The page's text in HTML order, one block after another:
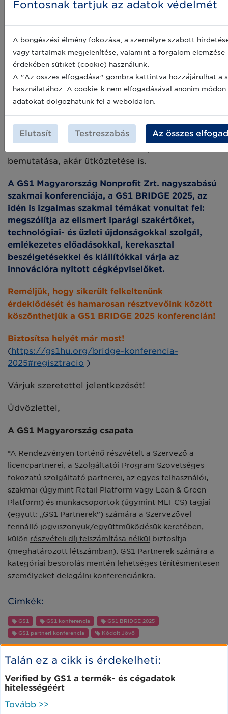
logisztikai-, kereskedelmi- és értékesítési
3 SZEKCIÓTEREM, KÖZEL 50 SZAKÉRTŐ,
INSPIRÁLÓ TÉMÁK
A BRIDGE 2025 konferencia keretében 3
párhuzamos szekcióteremben közel 50 meghívott
előadó, szakértő osztja majd meg értékes
résztvevőkkel előadások és kerekasztal
beszélgetések keretében. A programnak szerves
bemutatása, akár ütköztetése is.
A GS1 Magyarország Nonprofit Zrt. nagyszabású
szakmai konferenciája, a GS1 BRIDGE 2025, az
idén is izgalmas szakmai témákat vonultat fel:
megszólítja az elismert iparági szakértőket,
technológiai- és üzleti újdonságokkal szolgál,
emlékezetes előadásokkal, kerekasztal
beszélgetésekkel és kiállítókkal várja az
innovációra nyitott cégképviselőket.
Reméljük, hogy sikerült felkeltenünk
érdeklődését és hamarosan résztvevőink között
köszönthetjük a GS1 BRIDGE 2025 konferencián!
Biztosítsa helyét már most!
(https://gs1hu.org/bridge-konferencia-
2025#regisztracio )
Várjuk szeretettel jelentkezését!
Üdvözlettel,
A GS1 Magyarország csapata
*A Rendezvényen történő részvételt a Szervező a
licencpartnerei, a Szolgáltatói Program Szövetséges
fokozatú szolgáltató partnerei, az egyes felhasználói,
szakmai (úgymint Retail Platform vagy Lean & Green
Platform) és munkacsoportok (úgymint MEFCS) tagjai
(együtt: „GS1 Partnerek”) számára a Szervezővel
fennálló jogviszonyuk/együttműködésük keretében,
külön részvételi díj felszámítása nélkül
biztosítja
(meghatározott létszámban). GS1 Partnerek számára a
kategóriai besorolás mentén lehetséges térítésmentesen
személyeket delegálni konferenciánkra.
Cimkék:
GS1 GS1 konferencia
GS1 BRIDGE 2025
GS1 partneri konferencia
Kódolt Jövő
Talán ez a cikk is érdekelheti:
Verified by GS1 a termék- és cégadatok
hitelességéért
Tovább >>
Fontosnak tartjuk az adatok védelmét
A böngészési élmény fokozása, a személyre szabott
vagy tartalmak megjelenítése, valamint a forgalom elemzése
érdekében sütiket (cookie) használunk.
A "Az összes elfogadása" gombra kattintva hozzájárulhat a
használatához. A cookie-k nem elfogadásával anonim módon
adatokat dolgozhatunk fel a weboldalon.
Elutasít Testreszabás Az összes